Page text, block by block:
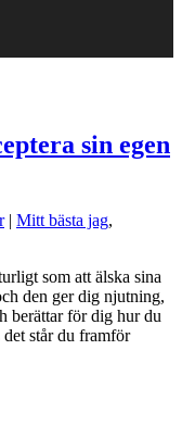
sin egen
| Mitt bästa jag,
som att älska sina
den ger dig njutning,
berättar för dig hur du
står du framför